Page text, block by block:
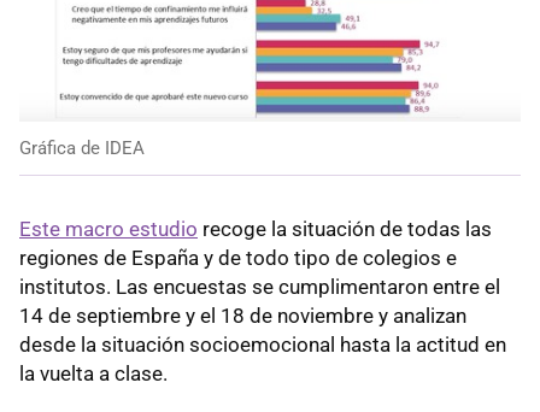
Gráfica de IDEA
Este macro estudio recoge la situación de todas las
regiones de España y de todo tipo de colegios e
institutos. Las encuestas se cumplimentaron entre el
14 de septiembre y el 18 de noviembre y analizan
desde la situación socioemocional hasta la actitud en
la vuelta a clase.